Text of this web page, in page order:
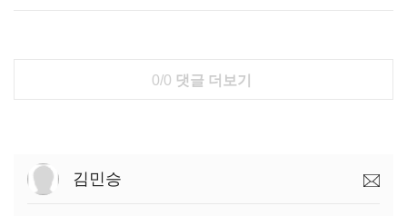
0/0 댓글 더보기
김민승